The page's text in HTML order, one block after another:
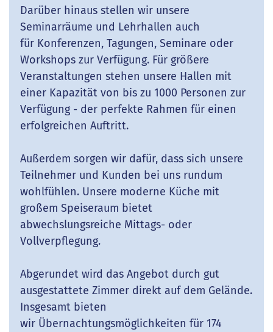
Darüber hinaus stellen wir unsere
Seminarräume und Lehrhallen auch
für Konferenzen, Tagungen, Seminare oder
Workshops zur Verfügung. Für größere
Veranstaltungen stehen unsere Hallen mit
einer Kapazität von bis zu 1000 Personen zur
Verfügung - der perfekte Rahmen für einen
erfolgreichen Auftritt.
Außerdem sorgen wir dafür, dass sich unsere
Teilnehmer und Kunden bei uns rundum
wohlfühlen. Unsere moderne Küche mit
großem Speiseraum bietet
abwechslungsreiche Mittags- oder
Vollverpflegung.
Abgerundet wird das Angebot durch gut
ausgestattete Zimmer direkt auf dem Gelände.
Insgesamt bieten
wir Übernachtungsmöglichkeiten für 174